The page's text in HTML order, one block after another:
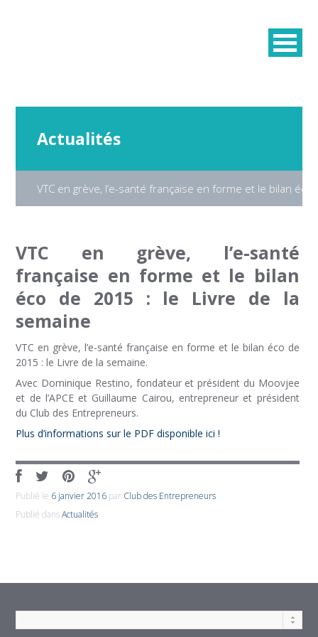
Actualités
VTC en grève, l’e-santé française en forme et le bilan
VTC en grève, l’e-santé
française en forme et le bilan
éco de 2015 : le Livre de la
semaine
VTC en grève, l’e-santé française en forme et le bilan éco de
2015 : le Livre de la semaine.
Avec Dominique Restino, fondateur et président du Moovjee
et de l’APCE et Guillaume Cairou, entrepreneur et président
du Club des Entrepreneurs.
Plus d’informations sur le PDF disponible ici !
Publié le 6 janvier 2016 par Club des Entrepreneurs
Publié dansActualités